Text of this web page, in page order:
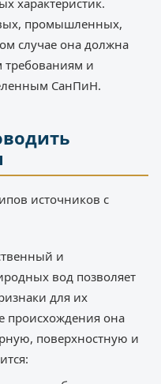
характеристик.
промышленных,
случае она должна
требованиям и
СанПиН.
источников с
и
вод позволяет
для их
происхождения она
поверхностную и